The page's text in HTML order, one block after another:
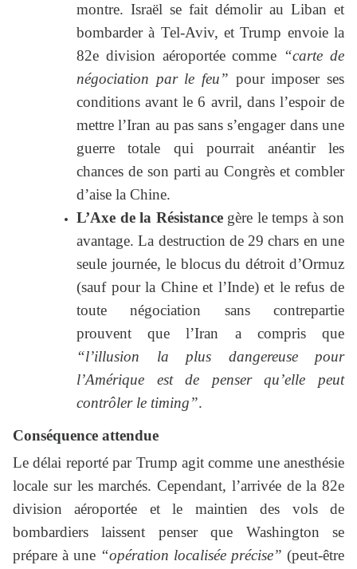
montre. Israël se fait démolir au Liban et
bombarder à Tel-Aviv, et Trump envoie la
82e division aéroportée comme “carte de
négociation par le feu” pour imposer ses
conditions avant le 6 avril, dans l’espoir de
mettre l’Iran au pas sans s’engager dans une
guerre totale qui pourrait anéantir les
chances de son parti au Congrès et combler
d’aise la Chine.
L’Axe de la Résistancegère le temps à son
avantage. La destruction de 29 chars en une
seule journée, le blocus du détroit d’Ormuz
(sauf pour la Chine et l’Inde) et le refus de
toute négociation sans contrepartie
prouvent que l’Iran a compris que
“l’illusion la plus dangereuse pour
l’Amérique est de penser qu’elle peut
contrôler le timing”.
Conséquence attendue
Le délai reporté par Trump agit comme une anesthésie
locale sur les marchés. Cependant, l’arrivée de la 82e
division aéroportée et le maintien des vols de
bombardiers laissent penser que Washington se
prépare à une “opération localisée précise” (peut-être